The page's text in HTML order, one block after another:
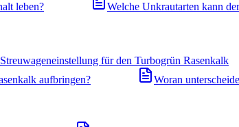
leben?
Welche Unkrautarten kann
Streuwageneinstellung für den Turbogrün Rasenkalk
aufbringen? Woran